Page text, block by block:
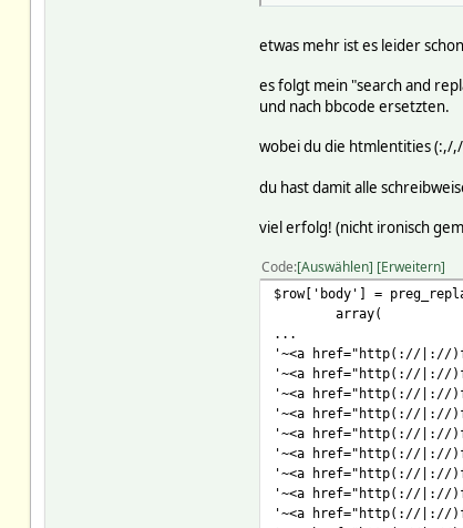
etwas mehr ist es leider
es folgt mein "search and
und nach bbcode ersetzten.
wobei du die htmlentities (:,/
du hast damit alle
viel erfolg! (nicht ironisch
Code Auswählen Erweitern
$row['body'] =
array(
...
'~<a href="http(://|://
'~<a href="http(://|://
'~<a href="http(://|://
'~<a href="http(://|://
'~<a href="http(://|://
'~<a href="http(://|://
'~<a href="http(://|://
'~<a href="http(://|://
'~<a href="http(://|://